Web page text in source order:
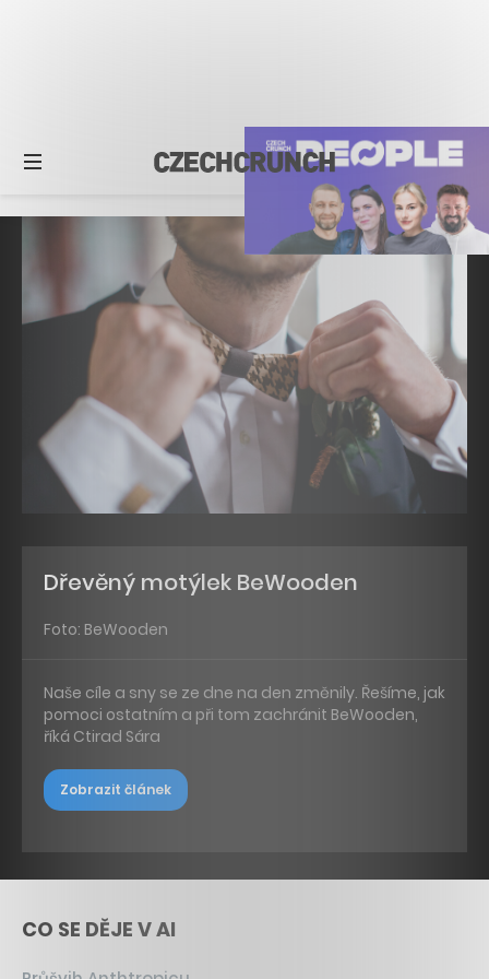
Dřevěný motýlek BeWooden
Foto: BeWooden
Naše cíle a sny se ze dne na den změnily. Řešíme, jak
pomoci ostatním a při tom zachránit BeWooden,
říká Ctirad Sára
Zobrazit článek
CO SE DĚJE V AI